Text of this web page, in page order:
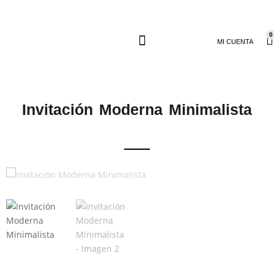
MI CUENTA
0
Invitación Moderna Minimalista